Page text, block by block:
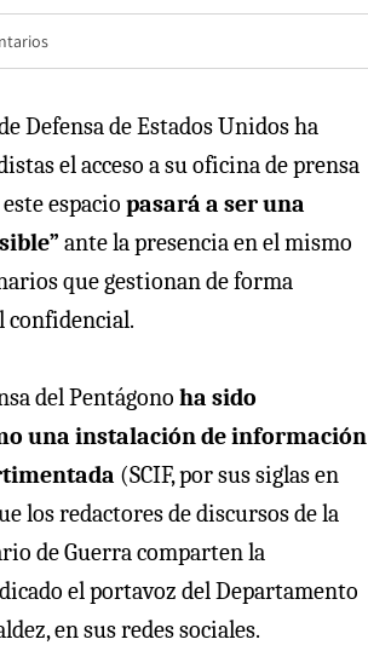
Defensa de Estados Unidos ha
el acceso a su oficina de prensa
espacio pasará a ser una
ante la presencia en el mismo
que gestionan de forma
del Pentágono ha sido
una instalación de información
(SCIF, por sus siglas en
los redactores de discursos de la
de Guerra comparten la
el portavoz del Departamento
en sus redes sociales.